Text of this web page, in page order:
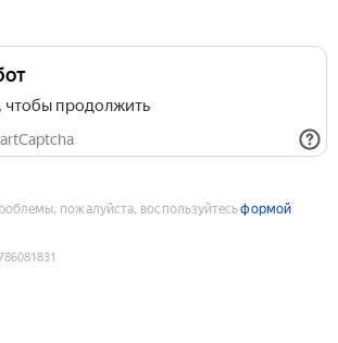
продолжить
пожалуйста, воспользуйтесьформой